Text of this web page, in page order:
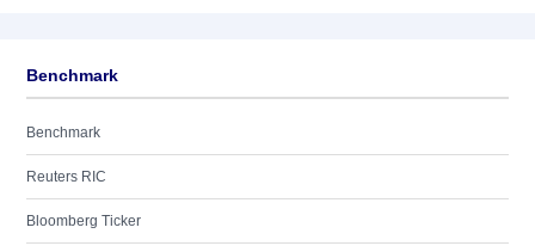
Benchmark
Benchmark
Reuters RIC
Bloomberg Ticker